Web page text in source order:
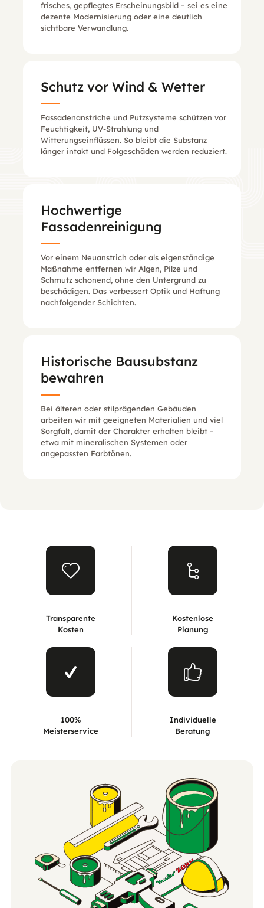
frisches, gepflegtes Erscheinungsbild – sei es eine
dezente Modernisierung oder eine deutlich
sichtbare Verwandlung.
Schutz vor Wind & Wetter
Fassadenanstriche und Putzsysteme schützen vor
Feuchtigkeit, UV-Strahlung und
Witterungseinflüssen. So bleibt die Substanz
länger intakt und Folgeschäden werden reduziert.
Hochwertige
Fassadenreinigung
Vor einem Neuanstrich oder als eigenständige
Maßnahme entfernen wir Algen, Pilze und
Schmutz schonend, ohne den Untergrund zu
beschädigen. Das verbessert Optik und Haftung
nachfolgender Schichten.
Historische Bausubstanz
bewahren
Bei älteren oder stilprägenden Gebäuden
arbeiten wir mit geeigneten Materialien und viel
Sorgfalt, damit der Charakter erhalten bleibt –
etwa mit mineralischen Systemen oder
angepassten Farbtönen.
Transparente
Kosten
Kostenlose
Planung
100%
Meisterservice
Individuelle
Beratung